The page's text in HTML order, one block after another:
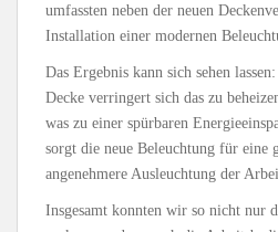
umfassten neben der neuen
Installation einer modernen
Das Ergebnis kann sich sehen
Decke verringert sich das zu
was zu einer spürbaren
sorgt die neue Beleuchtung für eine
angenehmere Ausleuchtung der
Insgesamt konnten wir so nicht nur